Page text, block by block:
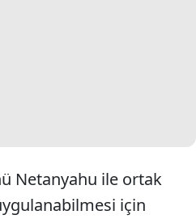
Netanyahu ile ortak
için